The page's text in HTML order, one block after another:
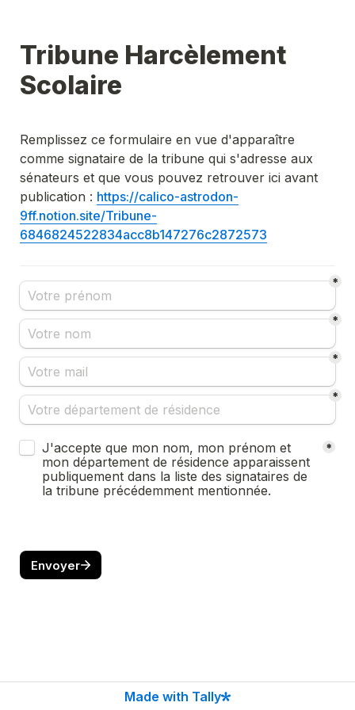
Tribune Harcèlement
Scolaire
Remplissez ce formulaire en vue d'apparaître
comme signataire de la tribune qui s'adresse aux
sénateurs et que vous pouvez retrouver ici avant
publication : https://calico-astrodon-
9ff.notion.site/Tribune-
6846824522834acc8b147276c2872573
*
*
*
*
Untitled checkboxes field
J'accepte que mon nom, mon prénom et
mon département de résidence apparaissent
publiquement dans la liste des signataires de
la tribune précédemment mentionnée.
*
Envoyer
Made with Tally